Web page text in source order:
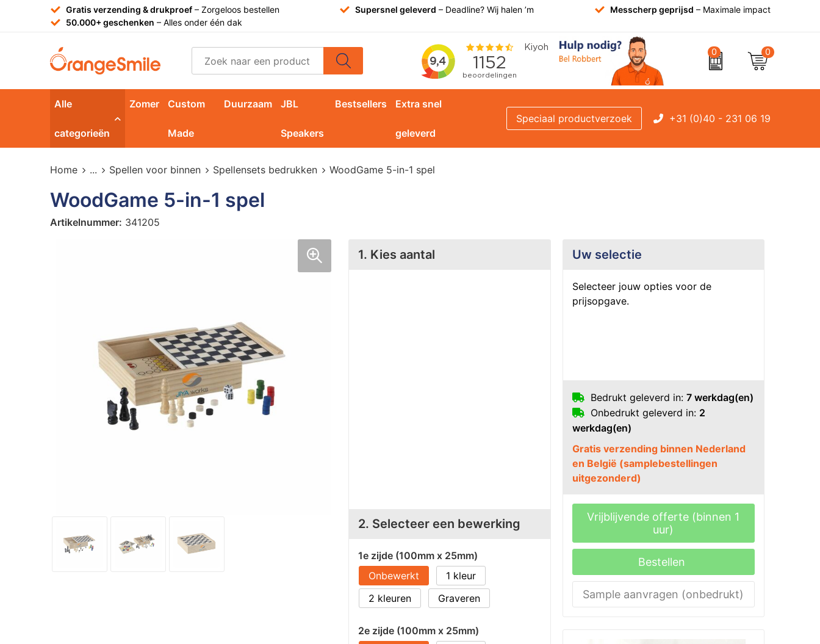
Gratis verzending & drukproef– Zorgeloos bestellen Supersnel geleverd – Deadline? Wij halen ’m Messcherp geprijsd – Maximale impact
50.000+ geschenken – Alles onder één dak
0 0
Alle
categorieën
Zomer Custom
Made
Duurzaam JBL
Speakers
Bestsellers Extra snel
geleverd
Speciaal productverzoek +31 (0)40 - 231 06 19
Home ... Spellen voor binnen Spellensets bedrukken WoodGame 5-in-1 spel
WoodGame 5-in-1 spel
Artikelnummer: 341205
1. Kies aantal
2. Selecteer een bewerking
1e zijde (100mm x 25mm)
Onbewerkt
1
2
Graveren
2e zijde (100mm x 25mm)
Uw selectie
Selecteer jouw opties voor de
prijsopgave.
Bedrukt geleverd in: 7 werkdag(en)
Onbedrukt geleverd in: 2
werkdag(en)
Gratis verzending binnen Nederland
en België (samplebestellingen
uitgezonderd)
Vrijblijvende offerte (binnen 1
uur)
Bestellen
Sample aanvragen (onbedrukt)